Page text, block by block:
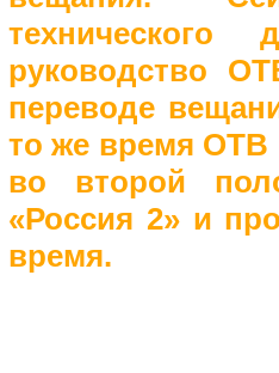
технического
руководство
переводе
то же время ОТВ
во второй
«Россия 2» и
время.